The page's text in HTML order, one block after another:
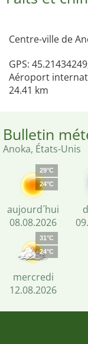
Centre-ville de
GPS:
Aéroport
24.41 km
Bulletin
Anoka, États-Unis
29°C
24°C
aujourd´hui
08.08.2026
31°C
24°C
mercredi
12.08.2026